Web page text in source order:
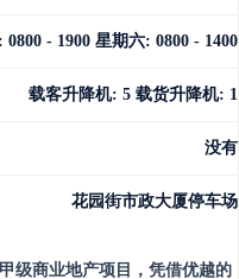
- 1900 星期六: 0800 - 1400
载客升降机: 5 载货升降机: 1
没有
花园街市政大厦停车场
级商业地产项目，凭借优越的